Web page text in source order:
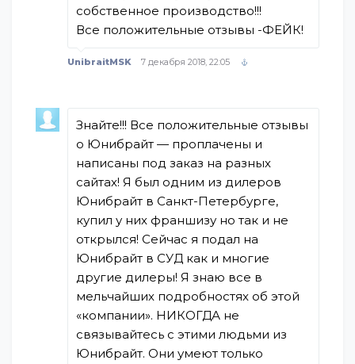
собственное производство!!!
Все положительные отзывы -ФЕЙК!
UnibraitMSK 7 декабря 2018, 22:05
Знайте!!! Все положительные отзывы
о Юнибрайт — проплачены и
написаны под заказ на разных
сайтах! Я был одним из дилеров
Юнибрайт в Санкт-Петербурге,
купил у них франшизу но так и не
открылся! Сейчас я подал на
Юнибрайт в СУД как и многие
другие дилеры! Я знаю все в
мельчайших подробностях об этой
«компании». НИКОГДА не
связывайтесь с этими людьми из
Юнибрайт. Они умеют только